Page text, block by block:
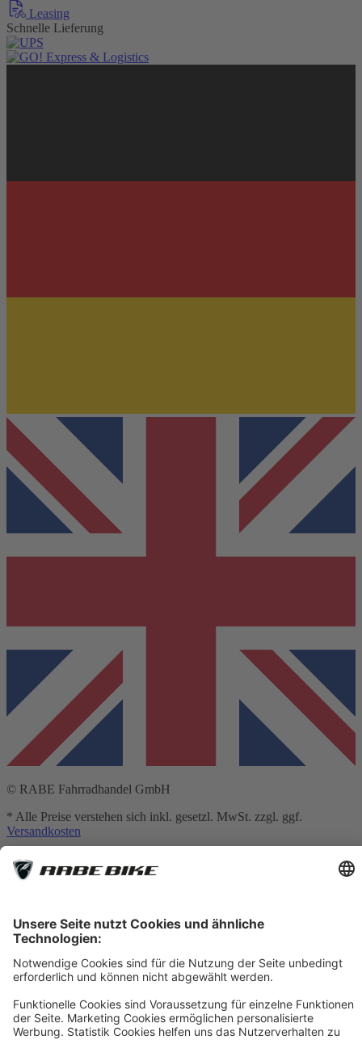
Leasing
Schnelle Lieferung
© RABE Fahrradhandel GmbH
* Alle Preise verstehen sich inkl. gesetzl. MwSt. zzgl. ggf.
Versandkosten
** Hierbei handelt es sich um die unverbindliche Preisempfehlung
des Herstellers
Versandkostentabelle
[1] Vermittlung erfolgt ausschließlich für unseren
Finanzierungspartner: TARGOBANK AG, Kasernenstr. 10, 40213
Düsseldorf.
[2] Die dargestellten Leasingraten werden durch einen integrierten
Rechner der Smartfit GmbH auf Basis Ihrer Eingaben kalkuliert und